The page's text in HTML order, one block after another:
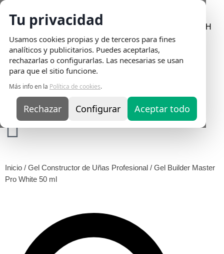
Tu privacidad
Usamos cookies propias y de terceros para fines
analíticos y publicitarios. Puedes aceptarlas,
rechazarlas o configurarlas. Las necesarias se usan
para que el sitio funcione.
Más info en la Política de cookies.
Rechazar Configurar Aceptar todo
Envio Gratisen pedidos superiores a 75€ | Entrega en 24H
Inicio / Gel Constructor de Uñas Profesional / Gel Builder Master
Pro White 50 ml